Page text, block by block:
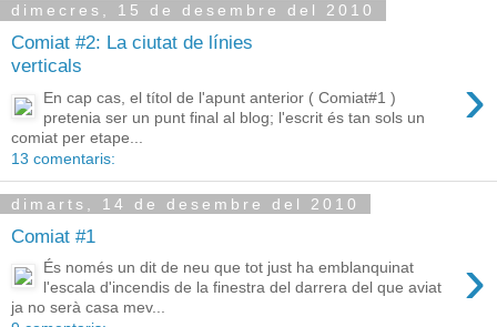
dimecres, 15 de desembre del 2010
Comiat #2: La ciutat de línies
verticals
›
En cap cas, el títol de l'apunt anterior ( Comiat#1 )
pretenia ser un punt final al blog; l'escrit és tan sols un
comiat per etape...
13 comentaris:
dimarts, 14 de desembre del 2010
Comiat #1
›
És només un dit de neu que tot just ha emblanquinat
l'escala d'incendis de la finestra del darrera del que aviat
ja no serà casa mev...